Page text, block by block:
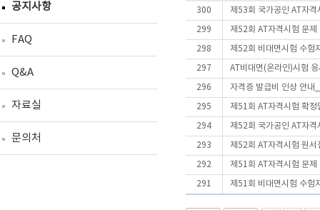
공지사항
FAQ
Q&A
자료실
문의처
300 제53회 국가공인 AT자격
299 제52회 AT자격시험 문
298 제52회 비대면시험 수험
297 AT비대면(온라인)시험
296 자격증 발급비 인상 안
295 제51회 AT자격시험 확정
294 제52회 국가공인 AT자격
293 제52회 AT자격시험 원서
292 제51회 AT자격시험 문
291 제51회 비대면시험 수험